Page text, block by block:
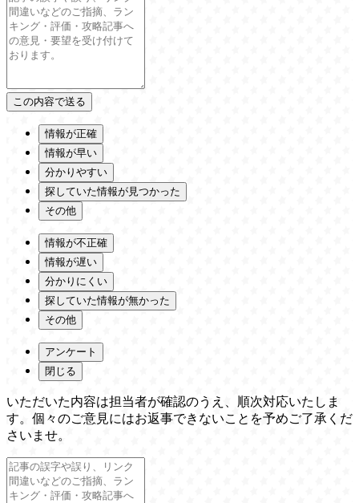
情報が正確
情報が早い
分かりやすい
探していた情報が見つかった
その他
情報が不正確
情報が遅い
分かりにくい
探していた情報が無かった
その他
アンケート
閉じる
いただいた内容は担当者が確認のうえ、順次対応いたしま
す。個々のご意見にはお返事できないことを予めご了承くだ
さいませ。